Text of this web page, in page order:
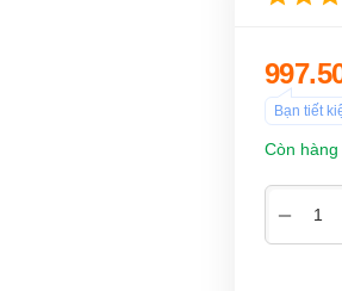
Bạn tiết
Còn hàng
−